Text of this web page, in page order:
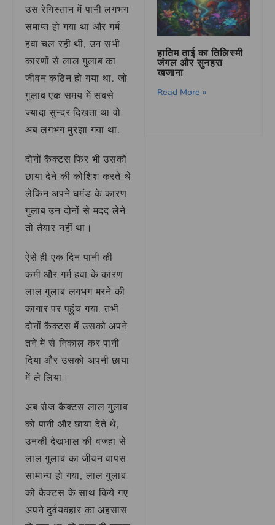
उस रेगिस्तान में पानी लगभग
समाप्त हो गया था और गर्म
हवा चल रही थी, उन सभी
कारणों से लाल गुलाब का
जीवन कठिन हो गया था. जो
गुलाब एक समय में सबसे
ज्यादा सुन्दर दिखता था वो
अब लगभग मुरझा गया था.
दोनों कैक्टस फिर भी उसको
छाया देने की कोशिश करते थे
लेकिन अपने घमंड के कारण
गुलाब उन दोनों से मदद लेने
तो तैयार नहीं था।
ऐसे ही एक दिन पानी की
कमी और गर्म हवा के कारण
लाल गुलाब लगभग मरने की
कागार पर पहुंच गया. तभी
दोनों कैक्टस में उसको अपने
तने में से निकाल कर पानी
दिया और उसको अपनी छाया
में ले लिया।
अब रोज कैक्टस लाल गुलाब
को पानी और छाया देते थे,
उनकी देखभाल की वजहा से
लाल गुलाब का जीवन वापस
सामान्य हो गया, लाल गुलाब
को कैक्टस के साथ किये गए
अपने दुर्वयवहार का अहसास
हातिम ताई का तिलिस्मी
जंगल और सुनहरा
खजाना
Read More »